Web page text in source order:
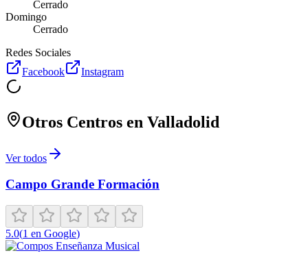
Cerrado
Domingo
Cerrado
Redes Sociales
Facebook
Instagram
Otros Centros en Valladolid
Ver todos
Campo Grande Formación
5.0(1 en Google)